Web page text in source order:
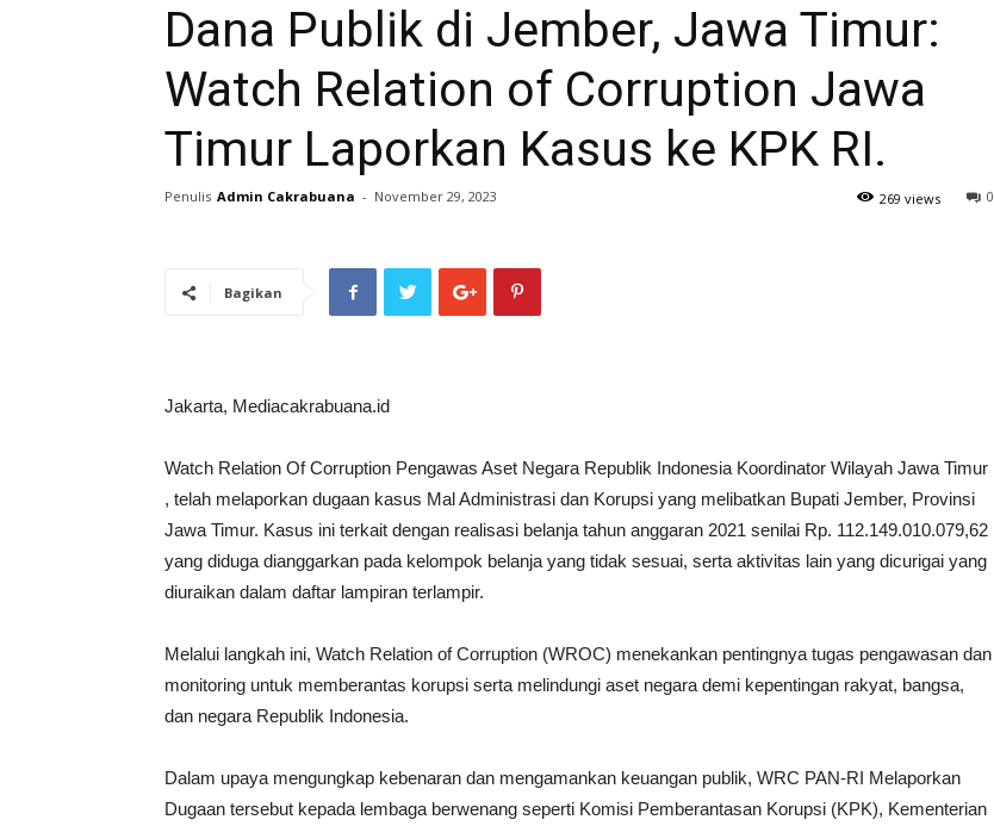
Dana Publik di Jember, Jawa Timur:
Watch Relation of Corruption Jawa
Timur Laporkan Kasus ke KPK RI.
Penulis Admin Cakrabuana - November 29, 2023 0
269 views
Bagikan
Jakarta, Mediacakrabuana.id
Watch Relation Of Corruption Pengawas Aset Negara Republik Indonesia Koordinator Wilayah Jawa Timur
, telah melaporkan dugaan kasus Mal Administrasi dan Korupsi yang melibatkan Bupati Jember, Provinsi
Jawa Timur. Kasus ini terkait dengan realisasi belanja tahun anggaran 2021 senilai Rp. 112.149.010.079,62
yang diduga dianggarkan pada kelompok belanja yang tidak sesuai, serta aktivitas lain yang dicurigai yang
diuraikan dalam daftar lampiran terlampir.
Melalui langkah ini, Watch Relation of Corruption (WROC) menekankan pentingnya tugas pengawasan dan
monitoring untuk memberantas korupsi serta melindungi aset negara demi kepentingan rakyat, bangsa,
dan negara Republik Indonesia.
Dalam upaya mengungkap kebenaran dan mengamankan keuangan publik, WRC PAN-RI Melaporkan
Dugaan tersebut kepada lembaga berwenang seperti Komisi Pemberantasan Korupsi (KPK), Kementerian